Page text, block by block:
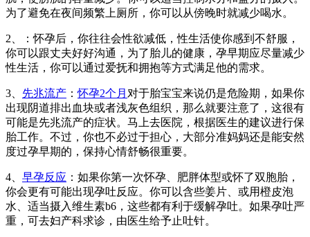
为了避免在夜间频繁上厕所，你可以从傍晚时就减少喝水。
2、：怀孕后，你往往会性欲减低，性生活使你感到不舒服，
你可以跟丈夫好好沟通，为了胎儿的健康，孕早期应尽量减少
性生活，你可以通过爱抚和拥抱等方式满足他的需求。
3、 先兆流产 ：怀孕2个月 对于胎宝宝来说仍是危险期，如果你
出现阴道排出血块或者浅灰色组织，那么就要注意了，这很有
可能是先兆流产的症状。马上去医院，根据医生的建议进行保
胎工作。不过，你也不必过于担心，大部分准妈妈还是能安然
度过孕早期的，保持心情舒畅很重要。
4、 早孕反应 ：如果你第一次怀孕、肥胖体型或怀了双胞胎，
你会更有可能出现孕吐反应。你可以含些姜片、或用橙皮泡
水、适当摄入维生素b6，这些都有利于缓解孕吐。如果孕吐严
重，可去妇产科求诊，由医生给予止吐针。